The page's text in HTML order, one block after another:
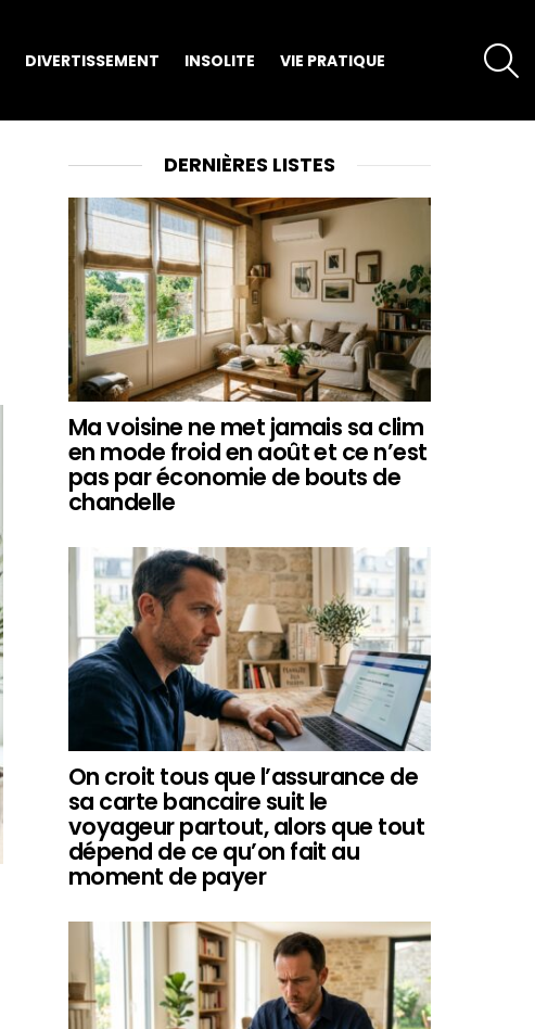
DIVERTISSEMENT INSOLITE VIE PRATIQUE
DERNIÈRES LISTES
Ma voisine ne met jamais sa clim
en mode froid en août et ce n’est
pas par économie de bouts de
chandelle
On croit tous que l’assurance de
sa carte bancaire suit le
voyageur partout, alors que tout
dépend de ce qu’on fait au
moment de payer